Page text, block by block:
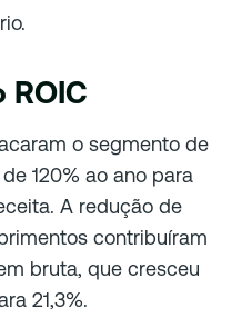
o segmento de
120% ao ano para
A redução de
contribuíram
bruta, que cresceu
21,3%.